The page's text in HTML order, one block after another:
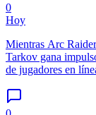
0
Hoy
Mientras Arc
Tarkov gana
de jugadores en